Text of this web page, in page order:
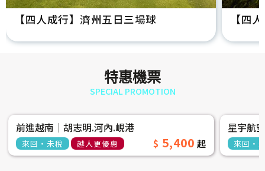
【四人成行】濟州五日三場球 【四
特惠機票
SPECIAL PROMOTION
前進越南│胡志明.河內.峴港
來回‧未稅 越人更優惠 5,400
星宇航
來回‧